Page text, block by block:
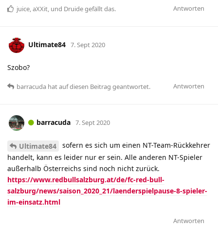
Antworten
juice,aXXit, und Druidegefällt das.
Ultimate84 7. Sept 2020
Szobo?
Antworten
barracuda hatauf diesen Beitrag geantwortet.
barracuda 7. Sept 2020
Ultimate84
sofern es sich um einen NT-Team-Rückkehrer
handelt, kann es leider nur er sein. Alle anderen NT-Spieler
außerhalb Österreichs sind noch nicht zurück.
https://www.redbullsalzburg.at/de/fc-red-bull-
salzburg/news/saison_2020_21/laenderspielpause-8-spieler-
im-einsatz.html
Antworten